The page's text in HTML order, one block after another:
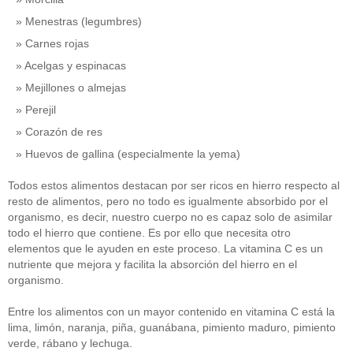
Menestras (legumbres)
Carnes rojas
Acelgas y espinacas
Mejillones o almejas
Perejil
Corazón de res
Huevos de gallina (especialmente la yema)
Todos estos alimentos destacan por ser ricos en hierro respecto al
resto de alimentos, pero no todo es igualmente absorbido por el
organismo, es decir, nuestro cuerpo no es capaz solo de asimilar
todo el hierro que contiene. Es por ello que necesita otro
elementos que le ayuden en este proceso. La vitamina C es un
nutriente que mejora y facilita la absorción del hierro en el
organismo.
Entre los alimentos con un mayor contenido en vitamina C está la
lima, limón, naranja, piña, guanábana, pimiento maduro, pimiento
verde, rábano y lechuga.